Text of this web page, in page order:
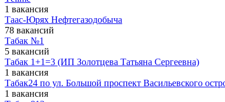
1 вакансия
Таас-Юрях Нефтегазодобыча
78 вакансий
Табак №1
5 вакансий
Табак 1+1=3 (ИП Золотцева Татьяна Сергеевна)
1 вакансия
Табак24 по ул. Большой проспект Васильевского
1 вакансия